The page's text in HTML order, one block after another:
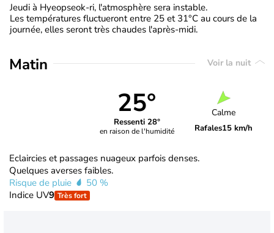
Jeudi à Hyeopseok-ri, l'atmosphère sera instable.
Les températures fluctueront entre 25 et 31°C au cours de la
journée, elles seront très chaudes l'après-midi.
Matin Voir la nuit
25°
Ressenti 28°
en raison de l'humidité
Calme
Rafales15 km/h
Eclaircies et passages nuageux parfois denses.
Quelques averses faibles.
Risque de pluie
50 %
Indice UV9 Très fort